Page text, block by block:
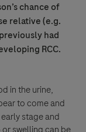
chance of
relative (e.g.
had
RCC.
in the urine,
to come and
early stage and
von
melden Sie
14 3183
zum Zwecke der
in
und